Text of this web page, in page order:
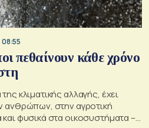
πεθαίνουν κάθε χρόνο
κλιματικής αλλαγής, έχει
ανθρώπων, στην αγροτική
φυσικά στα οικοσυστήματα –